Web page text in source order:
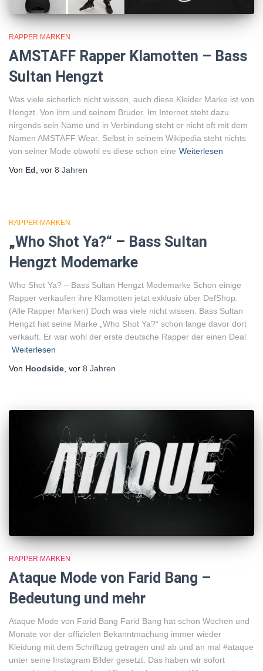
RAPPER MARKEN
AMSTAFF Rapper Klamotten – Bass
Sultan Hengzt
Was viele sicherlich nicht wissen, auch diese Kleider Marke ist von
Hengzt. Von ihm und seinem Bruder. Im Internet steht dazu
nirgends sein Name und in Verbindung steht er nicht oft mit dem
Namen AMSTAFF Wear. Selbst in seinem Wikipedia steht nichts
von seiner Mode obwohl es diese schon eine Weiterlesen
Von Ed , vor 8 Jahren
RAPPER MARKEN
„Who Shot Ya?“ – Bass Sultan
Hengzt Modemarke
Who Shot Ya? – Bass Sultan Hengzt Modemarke Schon einige
Rapper verkaufen ihre Klamotten jetzt exklusiv über DefShop.
(Alle Rapper Marken) Doch was viele nicht wissen. Bass Sultan
Hengzt hat seine Marke „Who Shot Ya?“ schon lange davor dort
verkauft. Er war wohl der erste deutsche Rapper der einen Deal
Weiterlesen
Von Hoodside , vor 8 Jahren
RAPPER MARKEN
Ataque Mode von Farid Bang –
Bedeutung und mehr
Ataque Mode von Farid Bang Farid Bang hat schon Wochen und
Monate vor der offizielen Bekanntmachung immer wieder
Kleidung mit dem Schriftzug getragen und ab und an mal #ataque
unter seine Instagram Bilder gesetzt. Das haben wir sofort